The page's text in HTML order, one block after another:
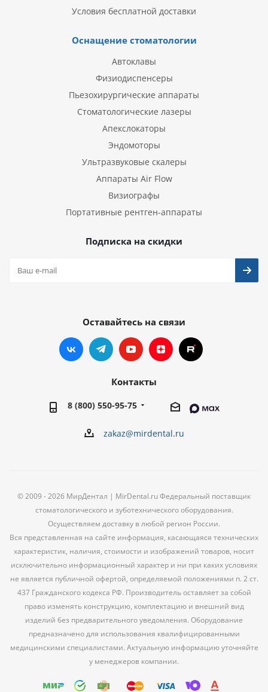
Условия бесплатной доставки
Оснащение стоматологии
Автоклавы
Физиодиспенсеры
Пьезохирургические аппараты
Стоматологические лазеры
Апекслокаторы
Эндомоторы
Ультразвуковые скалеры
Аппараты Air Flow
Визиографы
Портативные рентген-аппараты
Подписка на скидки
Оставайтесь на связи
Контакты
8 (800) 550-95-75
zakaz@mirdental.ru
© 2009 - 2026 МирДентал | MirDental.ru Федеральный поставщик
стоматологического и зуботехнического оборудования.
Осуществляем доставку в любой регион России.
Вся представленная на сайте информация, касающаяся технических
характеристик, наличия, стоимости и изображений товаров, носит
исключительно информационный характер и ни при каких условиях
не является публичной офертой, определяемой положениями п. 2 ст.
437 Гражданского кодекса РФ. Производитель оставляет за собой
право изменять конструкцию, комплектацию и внешний вид
изделий без предварительного уведомления. Оборудование
предназначено для использования квалифицированными
медицинскими специалистами. Актуальную информацию уточняйте
у менеджеров компании.